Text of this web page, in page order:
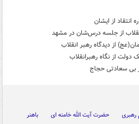
انتقاد از ایشان
از جلسه‌ درس‌شان در مشهد
از دیدگاه رهبر انقلاب
دولت از نگاه رهبرانقلاب
بی سعادتی حجاج
رهبری حضرت آیت الله خامنه ای
باهنر